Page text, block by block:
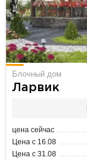
Блочный дом
Ларвик
цена сейчас
Цена с 16.08
Цена с 31.08